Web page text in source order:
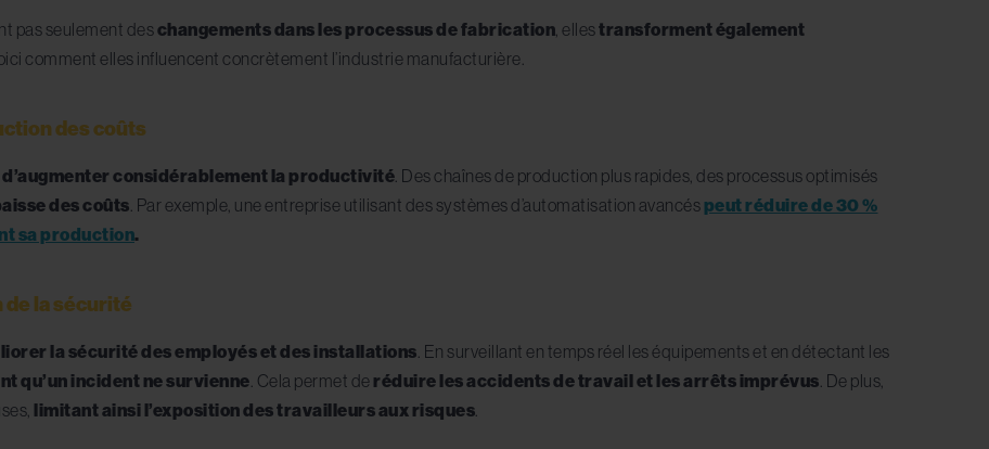
pas seulement deschangements dans les processus de fabrication , ellestransforment également
comment elles influencent concrètement l’industrie manufacturière.
des coûts
d’augmenter considérablement la productivité . Des chaînes de production plus rapides, des processus optimisés
des coûts . Par exemple, une entreprise utilisant des systèmes d’automatisation avancéspeut réduire de 30 %
sa production.
la sécurité
la sécurité des employés et des installations . En surveillant en temps réel les équipements et en détectant les
qu’un incident ne survienne . Cela permet de réduire les accidents de travail et les arrêts imprévus . De plus,
limitant ainsi l’exposition des travailleurs aux risques